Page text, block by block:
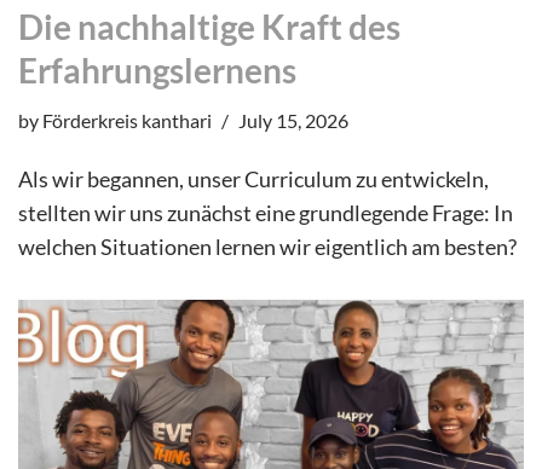
Die nachhaltige Kraft des
Erfahrungslernens
by Förderkreis kanthari July 15, 2026
Als wir begannen, unser Curriculum zu entwickeln,
stellten wir uns zunächst eine grundlegende Frage: In
welchen Situationen lernen wir eigentlich am besten?